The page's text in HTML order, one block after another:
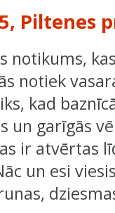
Piltenes
notikums,
notiek
kad
un garīgās
ir atvērtas
un esi